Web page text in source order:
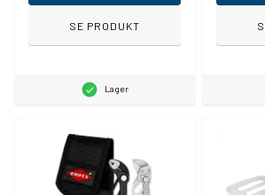
SE PRODUKT
Lager